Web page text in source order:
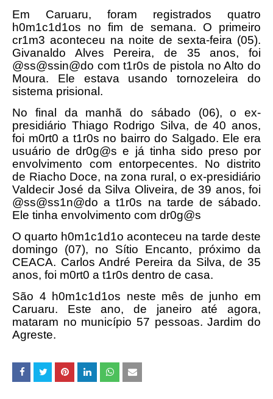
Em Caruaru, foram registrados quatro
h0m1c1d1os no fim de semana. O primeiro
cr1m3 aconteceu na noite de sexta-feira (05).
Givanaldo Alves Pereira, de 35 anos, foi
@ss@ssin@do com t1r0s de pistola no Alto do
Moura. Ele estava usando tornozeleira do
sistema prisional.
No final da manhã do sábado (06), o ex-
presidiário Thiago Rodrigo Silva, de 40 anos,
foi m0rt0 a t1r0s no bairro do Salgado. Ele era
usuário de dr0g@s e já tinha sido preso por
envolvimento com entorpecentes. No distrito
de Riacho Doce, na zona rural, o ex-presidiário
Valdecir José da Silva Oliveira, de 39 anos, foi
@ss@ss1n@do a t1r0s na tarde de sábado.
Ele tinha envolvimento com dr0g@s
O quarto h0m1c1d1o aconteceu na tarde deste
domingo (07), no Sítio Encanto, próximo da
CEACA. Carlos André Pereira da Silva, de 35
anos, foi m0rt0 a t1r0s dentro de casa.
São 4 h0m1c1d1os neste mês de junho em
Caruaru. Este ano, de janeiro até agora,
mataram no município 57 pessoas. Jardim do
Agreste.